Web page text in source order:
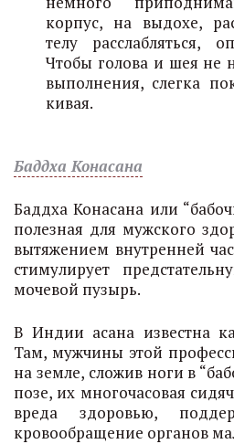
корпус, на выдохе,
телу расслабляться,
Чтобы голова и шея не
выполнения, слегка
кивая.
Баддха Конасана
Баддха Конасана или
полезная для мужского
вытяжением внутренней
стимулирует
мочевой пузырь.
В Индии асана известна
Там, мужчины этой
на земле, сложив ноги в
позе, их многочасовая
вреда здоровью,
кровообращение органов